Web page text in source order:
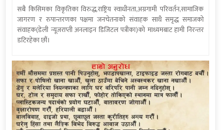
सबै किसिमका विकृतिका विरुद्ध,राष्ट्रिय स्वाधीनता,अग्रगामी परिवर्तन,सामाजिक
जागरण र रुपान्तरणका पक्षमा जनचेतनाको संवाहक साथै समृद्ध समाजको
संवाहक(डेली न्यूजराप्ती अनलाइन डिजिटल पत्रीका)को माध्यमबाट हामी निरन्तर
डटिरहेका छौं।